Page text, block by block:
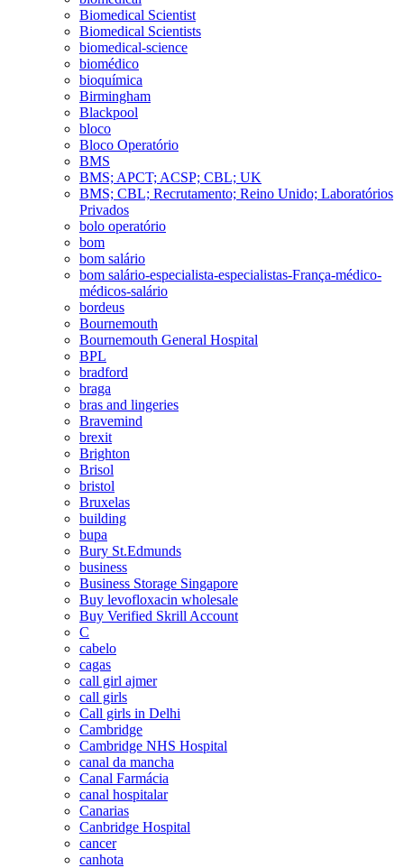
Biomedical Scientist
Biomedical Scientists
biomedical-science
biomédico
bioquímica
Birmingham
Blackpool
bloco
Bloco Operatório
BMS
BMS; APCT; ACSP; CBL; UK
BMS; CBL; Recrutamento; Reino Unido; Laboratórios
Privados
bolo operatório
bom
bom salário
bom salário-especialista-especialistas-França-médico-
médicos-salário
bordeus
Bournemouth
Bournemouth General Hospital
BPL
bradford
braga
bras and lingeries
Bravemind
brexit
Brighton
Brisol
bristol
Bruxelas
building
bupa
Bury St.Edmunds
business
Business Storage Singapore
Buy levofloxacin wholesale
Buy Verified Skrill Account
C
cabelo
cagas
call girl ajmer
call girls
Call girls in Delhi
Cambridge
Cambridge NHS Hospital
canal da mancha
Canal Farmácia
canal hospitalar
Canarias
Canbridge Hospital
cancer
canhota